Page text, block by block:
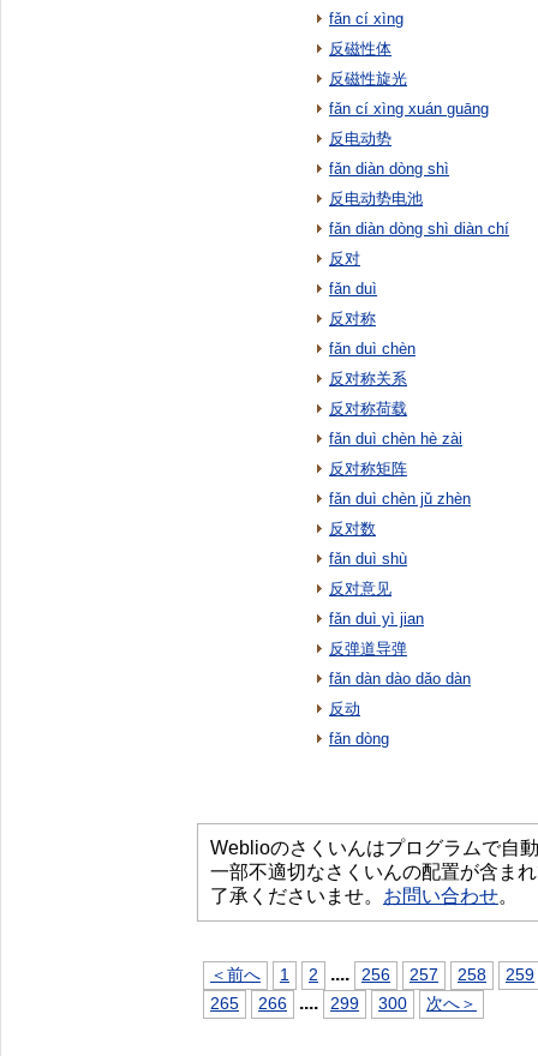
fǎn cí xìng
反磁性体
反磁性旋光
fǎn cí xìng xuán guāng
反电动势
fǎn diàn dòng shì
反电动势电池
fǎn diàn dòng shì diàn chí
反对
fǎn duì
反对称
fǎn duì chèn
反对称关系
反对称荷载
fǎn duì chèn hè zài
反对称矩阵
fǎn duì chèn jǔ zhèn
反对数
fǎn duì shù
反对意见
fǎn duì yì jian
反弹道导弹
fǎn dàn dào dǎo dàn
反动
fǎn dòng
Weblioのさくいんはプログラムで自
一部不適切なさくいんの配置が含ま
了承くださいませ。 お問い合わせ。
＜前へ 1 2 .... 256 257 258
259
265
266 .... 299 300 次へ＞